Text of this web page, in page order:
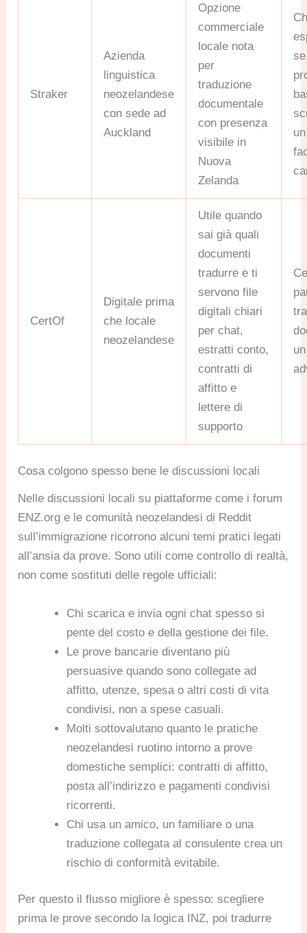
Straker
Azienda
linguistica
neozelandese
con sede ad
Auckland
Opzione
commerciale
locale nota
per
traduzione
documentale
con presenza
visibile in
Nuova
Zelanda
CertOf
Digitale prima
che locale
neozelandese
Utile quando
sai già quali
documenti
tradurre e ti
servono file
digitali chiari
per chat,
estratti conto,
contratti di
affitto e
lettere di
supporto
Cosa colgono spesso bene le discussioni locali
Nelle discussioni locali su piattaforme come i forum
ENZ.org e le comunità neozelandesi di Reddit
sull’immigrazione ricorrono alcuni temi pratici legati
all’ansia da prove. Sono utili come controllo di realtà,
non come sostituti delle regole ufficiali:
Chi scarica e invia ogni chat spesso si
pente del costo e della gestione dei file.
Le prove bancarie diventano più
persuasive quando sono collegate ad
affitto, utenze, spesa o altri costi di vita
condivisi, non a spese casuali.
Molti sottovalutano quanto le pratiche
neozelandesi ruotino intorno a prove
domestiche semplici: contratti di affitto,
posta all’indirizzo e pagamenti condivisi
ricorrenti.
Chi usa un amico, un familiare o una
traduzione collegata al consulente crea un
rischio di conformità evitabile.
Per questo il flusso migliore è spesso: scegliere
prima le prove secondo la logica INZ, poi tradurre